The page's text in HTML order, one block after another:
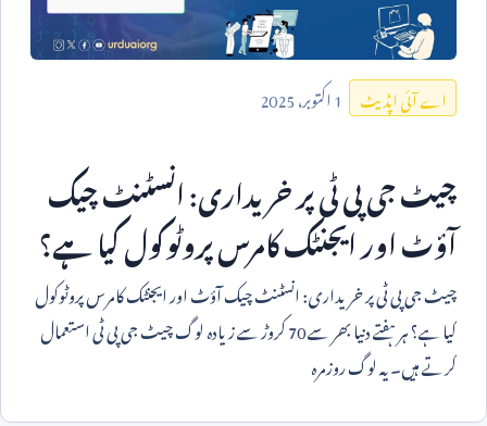
اے آئی اپڈیٹ 1اکتوبر،2025
چیٹ جی پی ٹی پر خریداری: انسٹنٹ چیک
آؤٹ اور ایجنٹک کامرس پروٹوکول کیا ہے؟
چیٹ جی پی ٹی پر خریداری: انسٹنٹ چیک آؤٹ اور ایجنٹک کامرس پروٹوکول
کیا ہے؟ ہر ہفتے دنیا بھر سے
70کروڑ سے زیادہ لوگ چیٹ جی پی ٹی استعمال
کرتے ہیں۔ یہ لوگ روزمرہ